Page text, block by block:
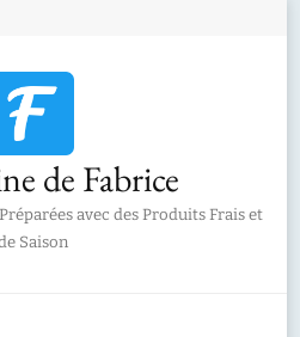
de Fabrice
avec des Produits Frais et
Saison